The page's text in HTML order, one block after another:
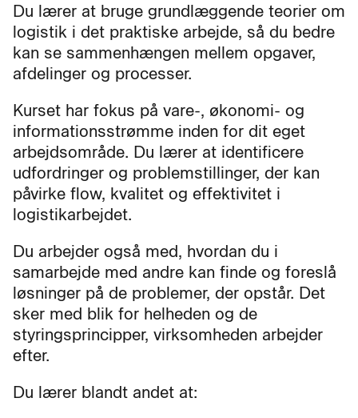
Du lærer at bruge grundlæggende teorier om
logistik i det praktiske arbejde, så du bedre
kan se sammenhængen mellem opgaver,
afdelinger og processer.
Kurset har fokus på vare-, økonomi- og
informationsstrømme inden for dit eget
arbejdsområde. Du lærer at identificere
udfordringer og problemstillinger, der kan
påvirke flow, kvalitet og effektivitet i
logistikarbejdet.
Du arbejder også med, hvordan du i
samarbejde med andre kan finde og foreslå
løsninger på de problemer, der opstår. Det
sker med blik for helheden og de
styringsprincipper, virksomheden arbejder
efter.
Du lærer blandt andet at: